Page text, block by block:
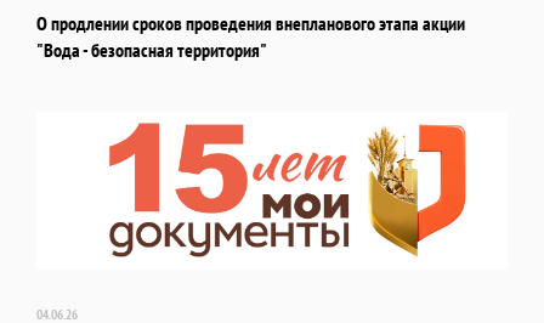
О продлении сроков проведения внепланового этапа акции
"Вода - безопасная территория"
04.06.26